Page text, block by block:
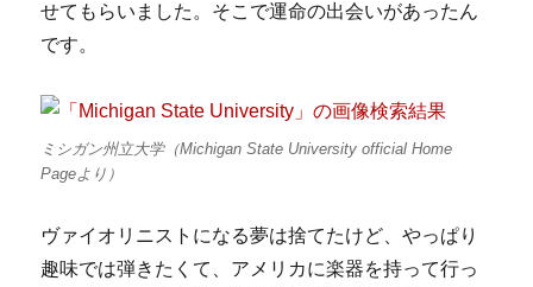
せてもらいました。そこで運命の出会いがあったん
です。
ミシガン州立大学（Michigan State University official Home
Pageより）
ヴァイオリニストになる夢は捨てたけど、やっぱり
趣味では弾きたくて、アメリカに楽器を持って行っ